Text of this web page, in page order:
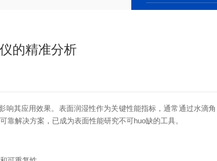
的精准分析
其应用效果。表面润湿性作为关键性能指标，通常通过水滴
靠解决方案，已成为表面性能研究不可huo缺的工具。